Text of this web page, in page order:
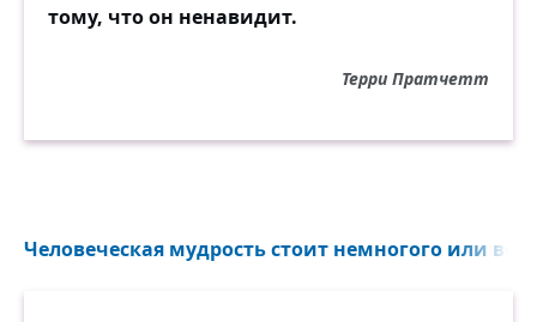
тому, что он ненавидит.
Терри Пратчетт
Человеческая мудрость стоит немногого или